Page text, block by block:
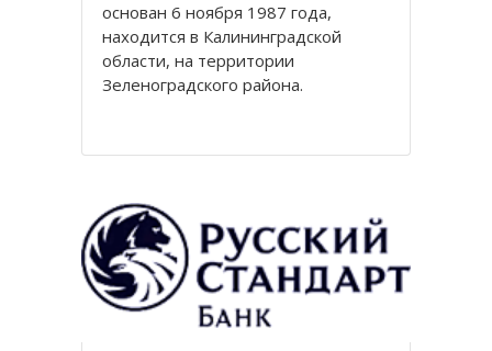
основан 6 ноября 1987 года,
находится в Калининградской
области, на территории
Зеленоградского района.
стал одним из первых
Союзе, организованных в конце
80-х годов. Позже он был включен
в